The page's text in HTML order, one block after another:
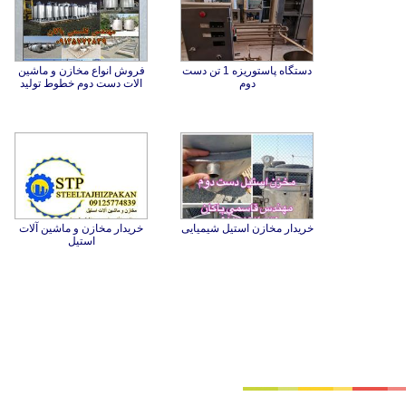
دستگاه پاستوریزه 1 تن دست
دوم
فروش انواع مخازن و ماشین
الات دست دوم خطوط تولید
خریدار مخازن استیل شیمیایی
خریدار مخازن و ماشین آلات
استیل